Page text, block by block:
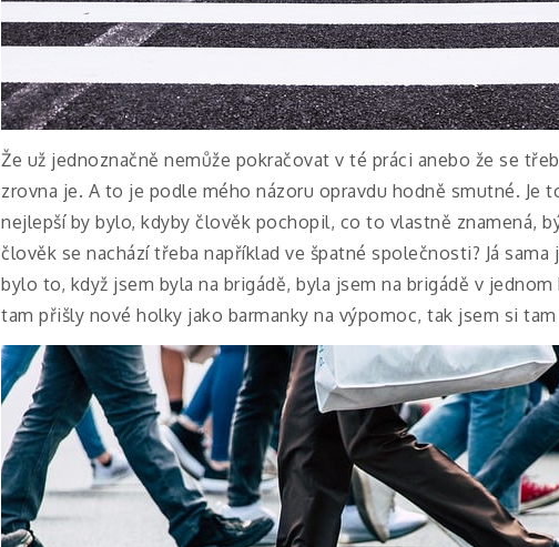
Že už jednoznačně nemůže pokračovat v té práci anebo že se
zrovna je. A to je podle mého názoru opravdu hodně smutné. Je
nejlepší by bylo, kdyby člověk pochopil, co to vlastně znamená,
člověk se nachází třeba například ve špatné společnosti? Já
bylo to, když jsem byla na brigádě, byla jsem na brigádě v
tam přišly nové holky jako barmanky na výpomoc, tak jsem si